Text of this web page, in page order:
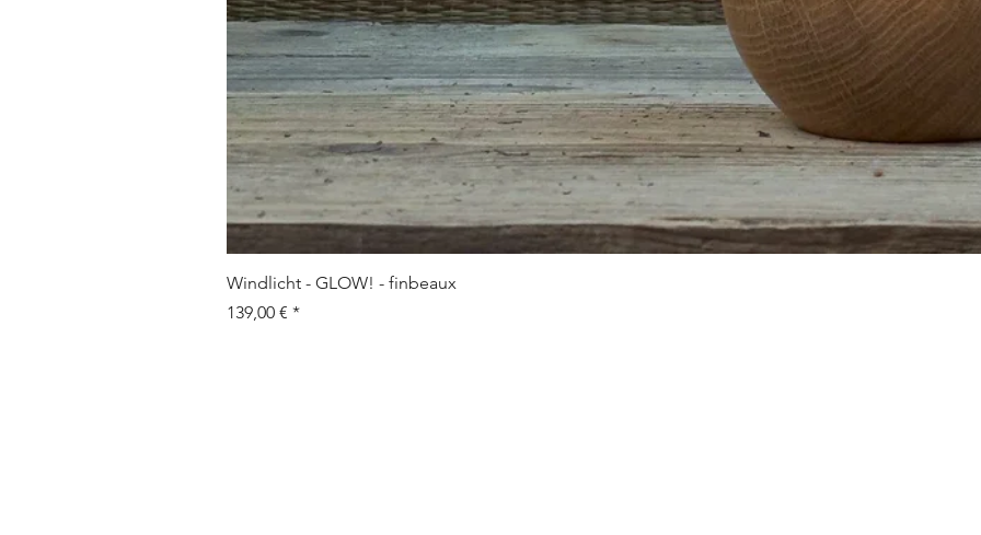
Windlicht - GLOW! - finbeaux
Prix
139,00 €